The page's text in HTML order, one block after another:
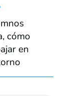
cómo
en